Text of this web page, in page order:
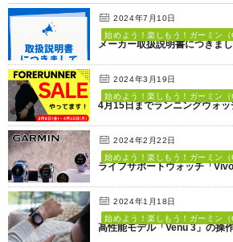
2024年7月10日
始めよう！楽しもう！ガーミン
メーカー取扱説明書につきま
2024年3月19日
始めよう！楽しもう！ガーミン
4月15日までランニングウォ
2024年2月22日
始めよう！楽しもう！ガーミン
ライフサポートウォッチ「
2024年1月18日
始めよう！楽しもう！ガーミン
高性能モデル「Venu 3」の操